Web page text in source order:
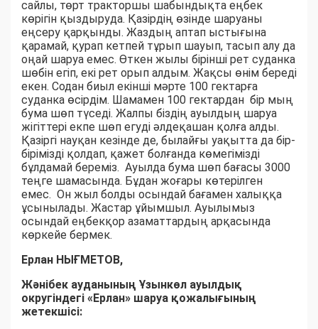
сайлы, төрт тракторшы шабындықта еңбек
көрігін қыздыруда. Қазірдің өзінде шаруаны
еңсеру қарқынды. Жаздың аптап ыстығына
қарамай, қурап кетпей тұрып шауып, тасып алу да
оңай шаруа емес. Өткен жылы бірінші рет суданка
шөбін егіп, екі рет орып алдым. Жақсы өнім береді
екен. Содан биыл екінші мәрте 100 гектарға
суданка өсірдім. Шамамен 100 гектардан бір мың
бума шөп түседі. Жалпы біздің ауылдың шаруа
жігіттері екпе шөп егуді әлдеқашан қолға алды.
Қазіргі науқан кезінде де, былайғы уақытта да бір-
бірімізді қолдап, қажет болғанда көмегімізді
бұлдамай береміз. Ауылда бума шөп бағасы 3000
теңге шамасында. Бұдан жоғары көтерілген
емес. Он жыл болды осындай бағамен халыққа
ұсынылады. Жастар ұйымшыл. Ауылымыз
осындай еңбекқор азаматтардың арқасында
көркейе бермек.
Ерлан НЫҒМЕТОВ,
Жәнібек ауданының Ұзынкөл ауылдық
округіндегі «Ерлан» шаруа қожалығының
жетекшісі: